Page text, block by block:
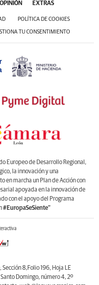
OPINIÓN EXTRAS
POLÍTICA DE COOKIES
TU CONSENTIMIENTO
Europeo de Desarrollo Regional,
la innovación y una
en marcha un Plan de Acción con
apoyada en la innovación de
con el apoyo del Programa
#EuropaSeSiente”
8,Folio 196, Hoja LE
Domingo, número 4, 2º